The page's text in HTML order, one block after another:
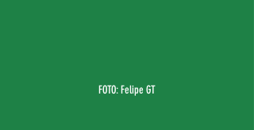
FOTO: Felipe GT